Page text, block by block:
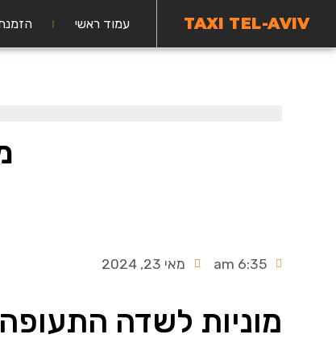
TAXI TEL-AVIV עמוד ראשי
6:35 am מאי 23, 2024
מוניות לשדה